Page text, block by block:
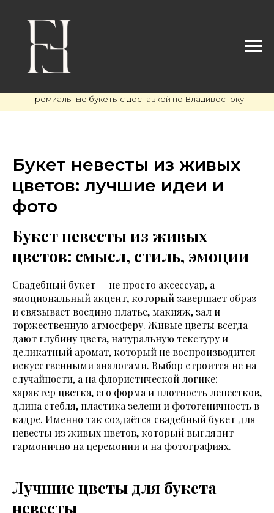
премиальные букеты с доставкой по Владивостоку
Букет невесты из живых
цветов: лучшие идеи и
фото
Букет невесты из живых
цветов: смысл, стиль, эмоции
Свадебный букет — не просто аксессуар, а
эмоциональный акцент, который завершает образ
и связывает воедино платье, макияж, зал и
торжественную атмосферу. Живые цветы всегда
дают глубину цвета, натуральную текстуру и
деликатный аромат, который не воспроизводится
искусственными аналогами. Выбор строится не на
случайности, а на флористической логике:
характер цветка, его форма и плотность лепестков,
длина стебля, пластика зелени и фотогеничность в
кадре. Именно так создаётся свадебный букет для
невесты из живых цветов, который выглядит
гармонично на церемонии и на фотографиях.
Лучшие цветы для букета
невесты